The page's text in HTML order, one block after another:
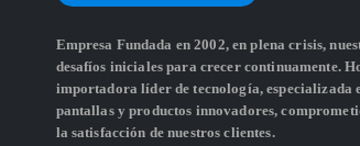
Empresa Fundada en 2002, en plena crisis,
desafíos iniciales para crecer continuamente.
importadora líder de tecnología, especializada
pantallas y productos innovadores,
la satisfacción de nuestros clientes.